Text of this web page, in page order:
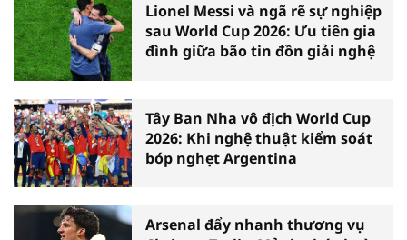
Lionel Messi và ngã rẽ sự nghiệp
sau World Cup 2026: Ưu tiên gia
đình giữa bão tin đồn giải nghệ
Tây Ban Nha vô địch World Cup
2026: Khi nghệ thuật kiểm soát
bóp nghẹt Argentina
Arsenal đẩy nhanh thương vụ